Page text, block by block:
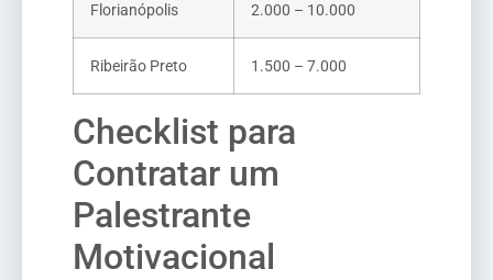
Florianópolis 2.000 – 10.000
Ribeirão Preto 1.500 – 7.000
Checklist para
Contratar um
Palestrante
Motivacional